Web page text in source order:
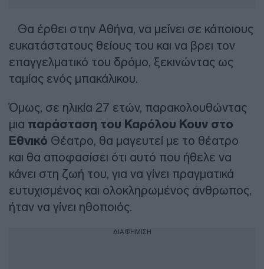
Θα έρθει στην Αθήνα, να μείνει σε κάποιους
ευκατάστατους θείους του και να βρει τον
επαγγελματικό του δρόμο, ξεκινώντας ως
ταμίας ενός μπακάλικου.
Όμως, σε ηλικία 27 ετών, παρακολουθώντας
μια παράσταση του Καρόλου Κουν στο
Εθνικό Θέατρο, θα μαγευτεί με το θέατρο
και θα αποφασίσει ότι αυτό που ήθελε να
κάνει στη ζωή του, για να γίνει πραγματικά
ευτυχισμένος και ολοκληρωμένος άνθρωπος,
ήταν να γίνει ηθοποιός.
ΔΙΑΦΗΜΙΣΗ